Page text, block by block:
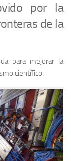
por la
de la
para mejorar la
científico.